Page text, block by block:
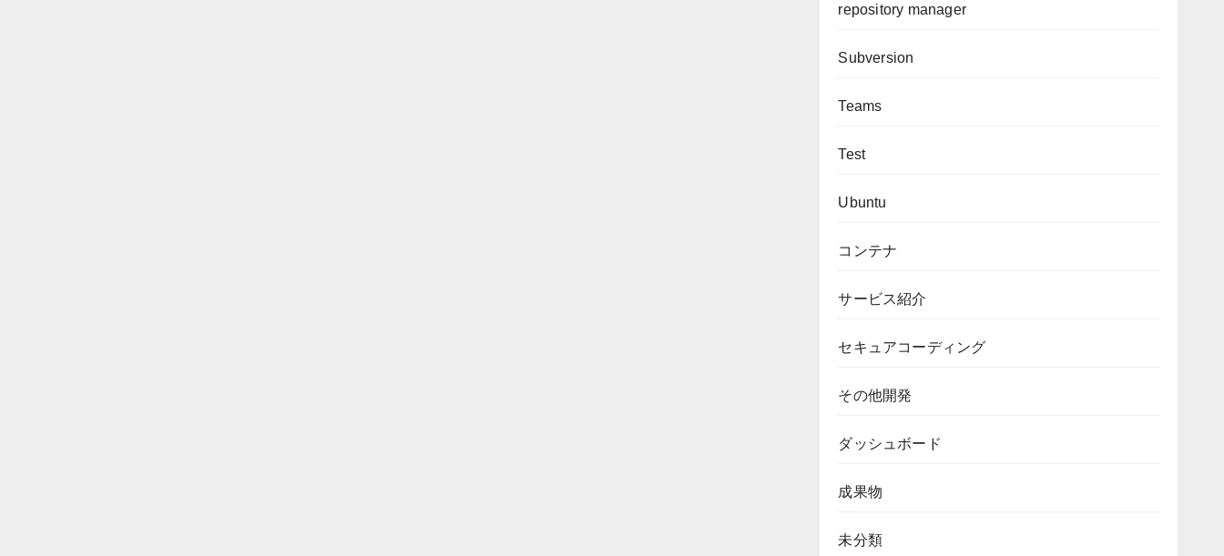
repository manager
Subversion
Teams
Test
Ubuntu
コンテナ
サービス紹介
セキュアコーディング
その他開発
ダッシュボード
成果物
未分類